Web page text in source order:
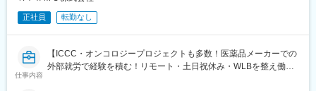
変更の範囲：会社の定める業務
社内には英語ができるメンバーもいますので、サポートを受けな
がら日本語業務にも慣れていただき、ゆくゆくはCRA・DM・PV
などの専門職へステップアップいただくことも可能です。
■働き方
フレックスタイム制度とリモートを活用した柔軟な働き方が可能
正社員 転勤なし
仕事内容
【ICCC・オンコロジープロジェクトも多数！医薬品メーカーでの
外部就労で経験を積む！リモート・土日祝休み・WLBを整え働き